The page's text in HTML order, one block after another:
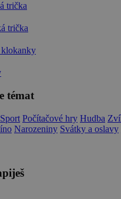
trička
trička
témat
Sport Počítačové hry Hudba
Narozeniny Svátky a oslavy